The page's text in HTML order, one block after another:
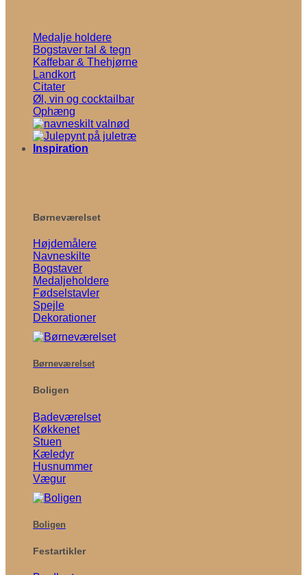
Medalje holdere
Bogstaver tal & tegn
Kaffebar & Thehjørne
Landkort
Citater
Øl, vin og cocktailbar
Ophæng
Inspiration
Børneværelset
Højdemålere
Navneskilte
Bogstaver
Medaljeholdere
Fødselstavler
Spejle
Dekorationer
Børneværelset
Boligen
Badeværelset
Køkkenet
Stuen
Kæledyr
Husnummer
Vægur
Boligen
Festartikler